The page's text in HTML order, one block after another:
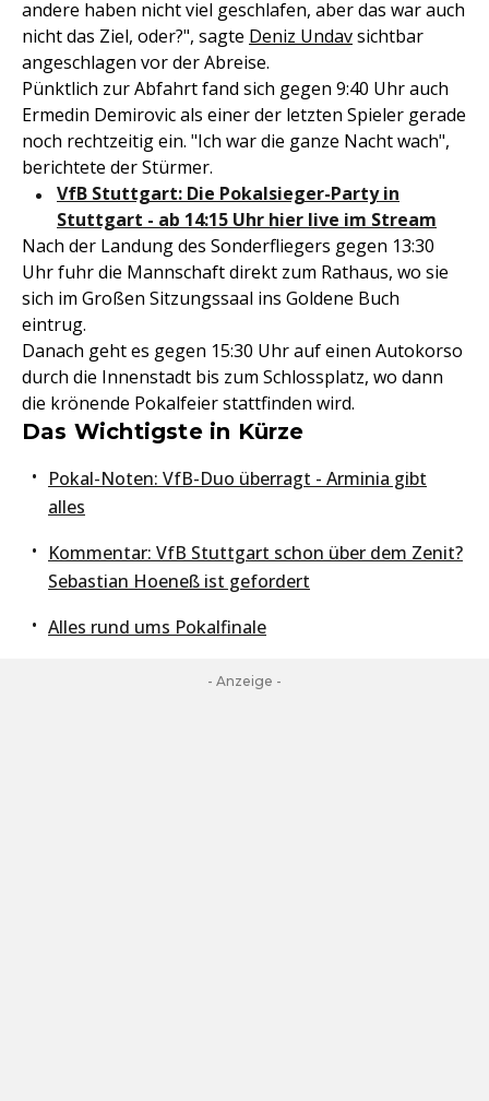
andere haben nicht viel geschlafen, aber das war auch
nicht das Ziel, oder?", sagte Deniz Undavsichtbar
angeschlagen vor der Abreise.
Pünktlich zur Abfahrt fand sich gegen 9:40 Uhr auch
Ermedin Demirovic als einer der letzten Spieler gerade
noch rechtzeitig ein. "Ich war die ganze Nacht wach",
berichtete der Stürmer.
VfB Stuttgart: Die Pokalsieger-Party in
Stuttgart - ab 14:15 Uhr hier live im Stream
Nach der Landung des Sonderfliegers gegen 13:30
Uhr fuhr die Mannschaft direkt zum Rathaus, wo sie
sich im Großen Sitzungssaal ins Goldene Buch
eintrug.
Danach geht es gegen 15:30 Uhr auf einen Autokorso
durch die Innenstadt bis zum Schlossplatz, wo dann
die krönende Pokalfeier stattfinden wird.
Das Wichtigste in Kürze
Pokal-Noten: VfB-Duo überragt - Arminia gibt
alles
Kommentar: VfB Stuttgart schon über dem Zenit?
Sebastian Hoeneß ist gefordert
Alles rund ums Pokalfinale
- Anzeige -